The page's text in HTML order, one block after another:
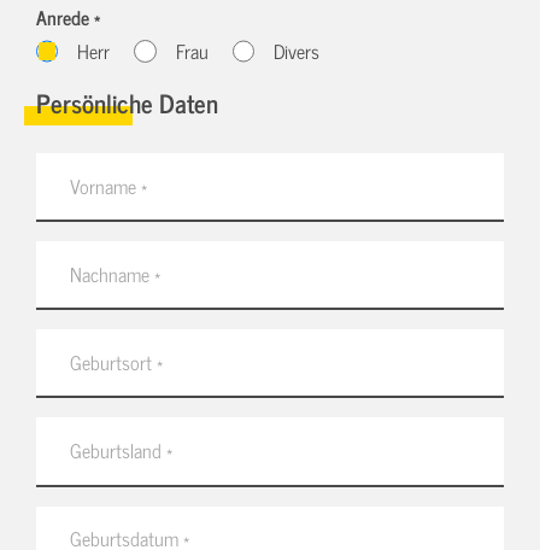
Anrede *
Herr
Frau Divers
Persönliche Daten